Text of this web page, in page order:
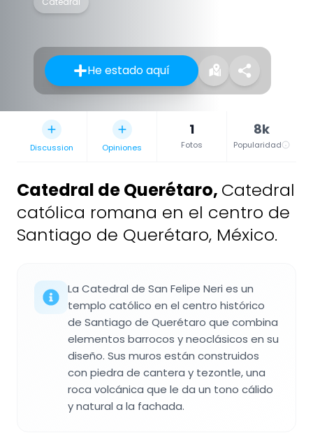
He estado aquí
Discussion Opiniones
1
Fotos
8k
Popularidad
Catedral de Querétaro, Catedral
católica romana en el centro de
Santiago de Querétaro, México.
La Catedral de San Felipe Neri es un
templo católico en el centro histórico
de Santiago de Querétaro que combina
elementos barrocos y neoclásicos en su
diseño. Sus muros están construidos
con piedra de cantera y tezontle, una
roca volcánica que le da un tono cálido
y natural a la fachada.